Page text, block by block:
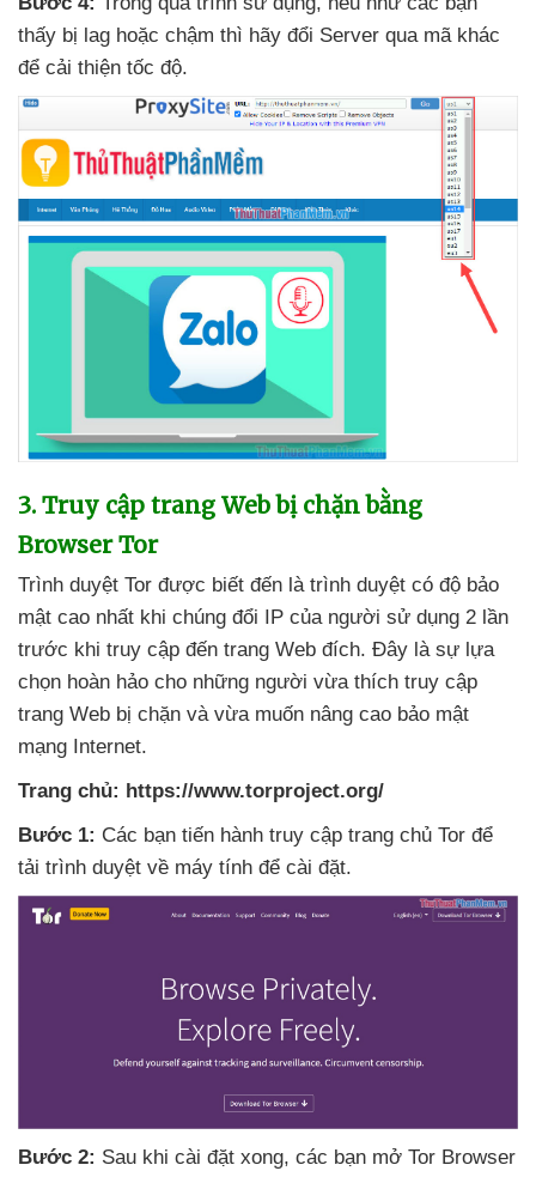
thấy bị lag hoặc chậm thì hãy đổi Server qua mã khác
để cải thiện tốc độ.
3. Truy cập trang Web bị chặn bằng
Browser Tor
Trình duyệt Tor được biết đến là trình duyệt có độ bảo
mật cao nhất khi chúng đổi IP của người sử dụng 2 lần
trước khi truy cập đến trang Web đích. Đây là sự lựa
chọn hoàn hảo cho những người vừa thích truy cập
trang Web bị chặn và vừa muốn nâng cao bảo mật
mạng Internet.
Trang chủ: https://www.torproject.org/
Bước 1: Các bạn tiến hành truy cập trang chủ Tor để
tải trình duyệt về máy tính để cài đặt.
Bước 2: Sau khi cài đặt xong, các bạn mở Tor Browser